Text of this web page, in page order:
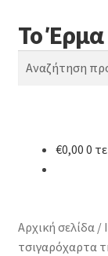
Απευθείας
μετάβαση
στην
Μετάβαση
σε
περιεχόμενο
Το Έρμα
Αναζήτηση
Αναζήτηση
Κατηγορίες
€0,00 0
Αρχική σελίδα/
τσιγαρόχαρτα